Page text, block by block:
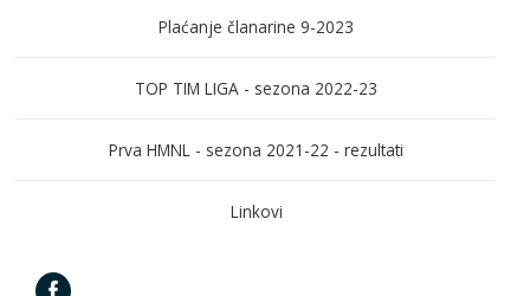
Plaćanje članarine 9-2023
TOP TIM LIGA - sezona 2022-23
Prva HMNL - sezona 2021-22 - rezultati
Linkovi